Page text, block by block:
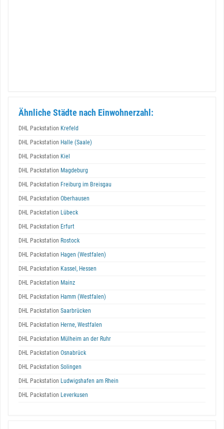
Ähnliche Städte nach Einwohnerzahl:
DHL Packstation Krefeld
DHL Packstation Halle (Saale)
DHL Packstation Kiel
DHL Packstation Magdeburg
DHL Packstation Freiburg im Breisgau
DHL Packstation Oberhausen
DHL Packstation Lübeck
DHL Packstation Erfurt
DHL Packstation Rostock
DHL Packstation Hagen (Westfalen)
DHL Packstation Kassel, Hessen
DHL Packstation Mainz
DHL Packstation Hamm (Westfalen)
DHL Packstation Saarbrücken
DHL Packstation Herne, Westfalen
DHL Packstation Mülheim an der Ruhr
DHL Packstation Osnabrück
DHL Packstation Solingen
DHL Packstation Ludwigshafen am Rhein
DHL Packstation Leverkusen